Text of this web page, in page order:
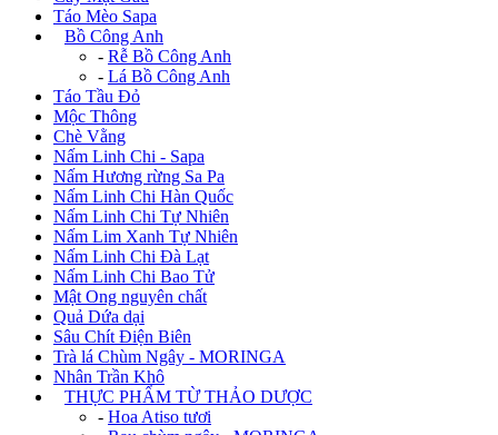
Táo Mèo Sapa
Bồ Công Anh
- Rễ Bồ Công Anh
- Lá Bồ Công Anh
Táo Tầu Đỏ
Mộc Thông
Chè Vằng
Nấm Linh Chi - Sapa
Nấm Hương rừng Sa Pa
Nấm Linh Chi Hàn Quốc
Nấm Linh Chi Tự Nhiên
Nấm Lim Xanh Tự Nhiên
Nấm Linh Chi Đà Lạt
Nấm Linh Chi Bao Tử
Mật Ong nguyên chất
Quả Dứa dại
Sâu Chít Điện Biên
Trà lá Chùm Ngây - MORINGA
Nhân Trần Khô
THỰC PHẨM TỪ THẢO DƯỢC
- Hoa Atiso tươi